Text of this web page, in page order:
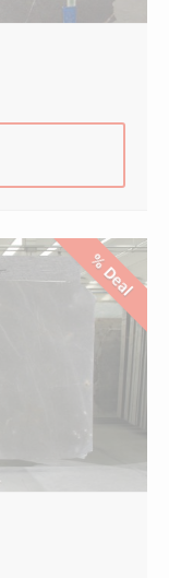
% Deal